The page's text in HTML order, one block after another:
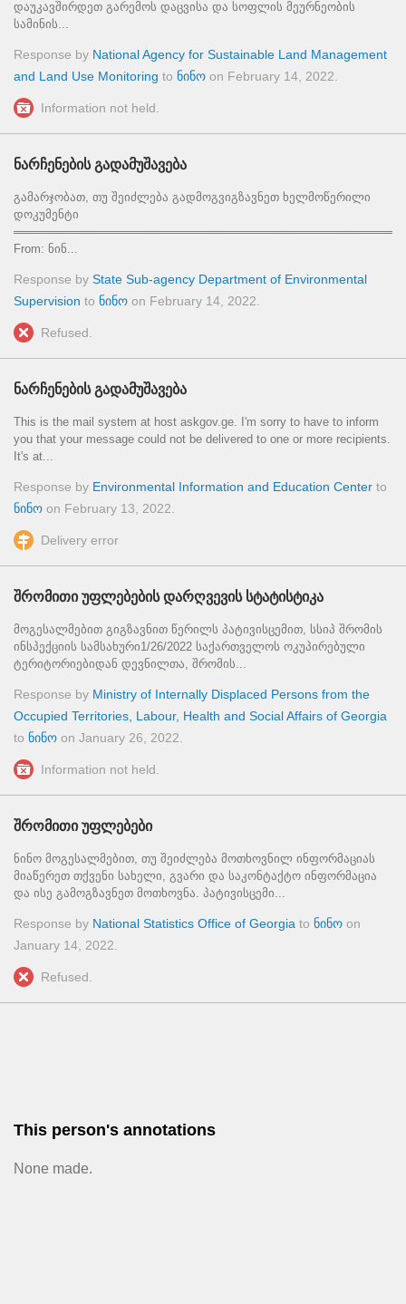
დაუკავშირდეთ გარემოს დაცვისა და სოფლის მეურნეობის
სამინის...
Response by National Agency for Sustainable Land Management
and Land Use Monitoring to ნინო on February 14, 2022
Information not held.
ნარჩენების გადამუშავება
გამარჯობათ, თუ შეიძლება გადმოგვიგზავნეთ ხელმოწერილი
დოკუმენტი
From: ნინ...
Response by State Sub-agency Department of Environmental
Supervision to ნინო on February 14, 2022
Refused.
ნარჩენების გადამუშავება
This is the mail system at host askgov.ge. I'm sorry to have to inform
you that your message could not be delivered to one or more recipients.
It's at...
Response by Environmental Information and Education Center to
ნინო on February 13, 2022
Delivery error
შრომითი უფლებების დარღვევის სტატისტიკა
მოგესალმებით გიგზავნით წერილს პატივისცემით, სსიპ შრომის
ინსპექციის სამსახური​ ​ 1/26/2022 საქართველოს ოკუპირებული
ტერიტორიებიდან დევნილთა, შრომის...
Response by Ministry of Internally Displaced Persons from the
Occupied Territories, Labour, Health and Social Affairs of Georgia
to ნინო on January 26, 2022
Information not held.
შრომითი უფლებები
ნინო მოგესალმებით, თუ შეიძლება მოთხოვნილ ინფორმაციას
მიაწერეთ თქვენი სახელი, გვარი და საკონტაქტო ინფორმაცია
და ისე გამოგზავნეთ მოთხოვნა. პატივისცემი...
Response by National Statistics Office of Georgia to ნინო on
January 14, 2022
Refused.
This person's annotations
None made.